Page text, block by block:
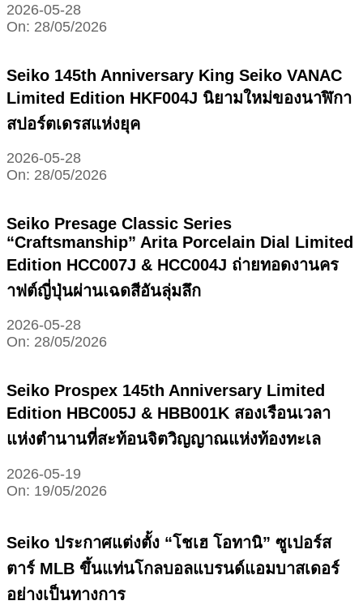
2026-05-28
On: 28/05/2026
Seiko 145th Anniversary King Seiko VANAC
Limited Edition HKF004J นิยามใหม่ของนาฬิกา
สปอร์ตเดรสแห่งยุค
2026-05-28
On: 28/05/2026
Seiko Presage Classic Series
“Craftsmanship” Arita Porcelain Dial Limited
Edition HCC007J & HCC004J ถ่ายทอดงานคร
าฟต์ญี่ปุ่นผ่านเฉดสีอันลุ่มลึก
2026-05-28
On: 28/05/2026
Seiko Prospex 145th Anniversary Limited
Edition HBC005J & HBB001K สองเรือนเวลา
แห่งตำนานที่สะท้อนจิตวิญญาณแห่งท้องทะเล
2026-05-19
On: 19/05/2026
Seiko ประกาศแต่งตั้ง “โชเฮ โอทานิ” ซูเปอร์ส
ตาร์ MLB ขึ้นแท่นโกลบอลแบรนด์แอมบาสเดอร์
อย่างเป็นทางการ